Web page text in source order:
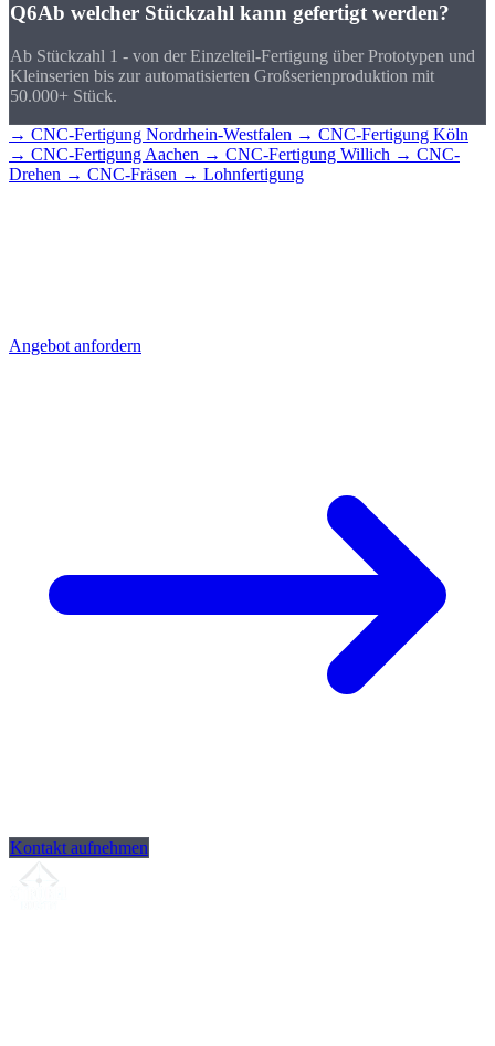
Q6Ab welcher Stückzahl kann gefertigt werden?
Ab Stückzahl 1 - von der Einzelteil-Fertigung über Prototypen und
Kleinserien bis zur automatisierten Großserienproduktion mit
50.000+ Stück.
→ CNC-Fertigung Nordrhein-Westfalen → CNC-Fertigung Köln
→ CNC-Fertigung Aachen → CNC-Fertigung Willich → CNC-
Drehen → CNC-Fräsen → Lohnfertigung
Angebot anfordern
Kontakt aufnehmen